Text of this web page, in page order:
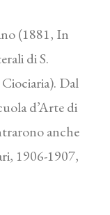
(1881, In
di S.
Dal
d’Arte di
anche
1906-1907,